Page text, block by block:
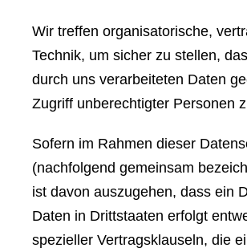
Wir treffen organisatorische,
Technik, um sicher zu stellen,
durch uns verarbeiteten Daten
Zugriff unberechtigter Personen
Sofern im Rahmen dieser
(nachfolgend gemeinsam
ist davon auszugehen, dass ein
Daten in Drittstaaten erfolgt
spezieller Vertragsklauseln, die